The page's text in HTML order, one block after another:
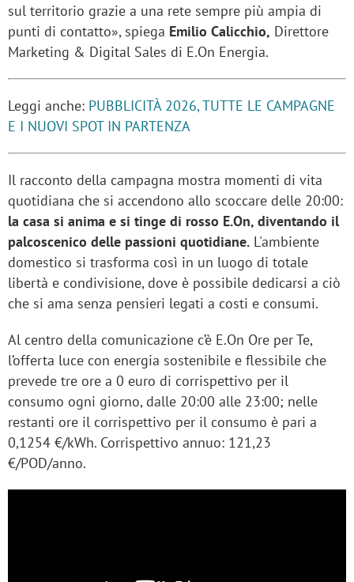
sul territorio grazie a una rete sempre più ampia di
punti di contatto», spiega Emilio Calicchio, Direttore
Marketing & Digital Sales di E.On Energia.
Leggi anche: PUBBLICITÀ 2026, TUTTE LE CAMPAGNE
E I NUOVI SPOT IN PARTENZA
Il racconto della campagna mostra momenti di vita
quotidiana che si accendono allo scoccare delle 20:00:
la casa si anima e si tinge di rosso E.On, diventando il
palcoscenico delle passioni quotidiane. L'ambiente
domestico si trasforma così in un luogo di totale
libertà e condivisione, dove è possibile dedicarsi a ciò
che si ama senza pensieri legati a costi e consumi.
Al centro della comunicazione c’è E.On Ore per Te,
l’offerta luce con energia sostenibile e flessibile che
prevede tre ore a 0 euro di corrispettivo per il
consumo ogni giorno, dalle 20:00 alle 23:00; nelle
restanti ore il corrispettivo per il consumo è pari a
0,1254 €/kWh. Corrispettivo annuo: 121,23
€/POD/anno.